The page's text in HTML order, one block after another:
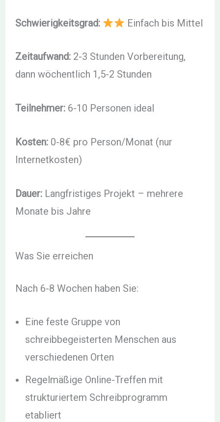
Schwierigkeitsgrad: Einfach bis Mittel
Zeitaufwand:2-3 Stunden Vorbereitung,
dann wöchentlich 1,5-2 Stunden
Teilnehmer:6-10 Personen ideal
Kosten:0-8€ pro Person/Monat (nur
Internetkosten)
Dauer:Langfristiges Projekt – mehrere
Monate bis Jahre
Was Sie erreichen
Nach 6-8 Wochen haben Sie:
Eine feste Gruppe von
schreibbegeisterten Menschen aus
verschiedenen Orten
Regelmäßige Online-Treffen mit
strukturiertem Schreibprogramm
etabliert